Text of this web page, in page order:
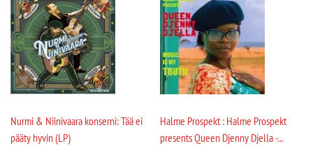
Nurmi & Niinivaara konserni: Tää ei
pääty hyvin (LP)
Halme Prospekt : Halme Prospekt
presents Queen Djenny Djella -...